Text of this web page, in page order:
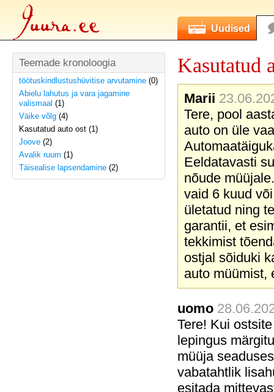
Uudised
Teemade kronoloogia
töötuskindlustushüvitise arvutamine (0)
Abielu lahutus ja vara jagamine
valismaal (1)
Väike võlg (4)
Kasutatud auto ost (1)
Joove (2)
Avalik ruum (1)
Täisealise lapsendamine (2)
Kasutatud
Marii
Tere, pool
auto on üle
Eeldatavasti
nõude
vaid 6 kuud
ületatud ning
garantii, et
tekkimist
ostjal sõiduki
auto müümist,
uomo
Tere! Kui
lepingus
müüja
vabatahtlik
esitada